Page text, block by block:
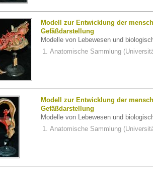
Modell zur Entwicklung der
Gefäßdarstellung
Modelle von Lebewesen und
Anatomische Sammlung
Modell zur Entwicklung der
Gefäßdarstellung
Modelle von Lebewesen und
Anatomische Sammlung